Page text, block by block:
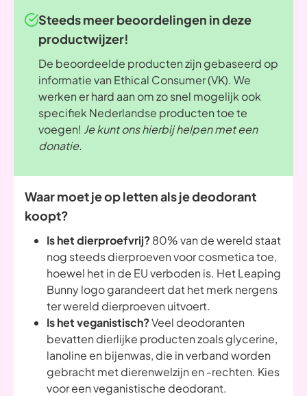
Steeds meer beoordelingen in deze
productwijzer!
De beoordeelde producten zijn gebaseerd op
informatie van Ethical Consumer (VK). We
werken er hard aan om zo snel mogelijk ook
specifiek Nederlandse producten toe te
voegen! Je kunt ons hierbij helpen met een
donatie.
Waar moet je op letten als je deodorant
koopt?
Is het dierproefvrij?80% van de wereld staat
nog steeds dierproeven voor cosmetica toe,
hoewel het in de EU verboden is. Het Leaping
Bunny logo garandeert dat het merk nergens
ter wereld dierproeven uitvoert.
Is het veganistisch?Veel deodoranten
bevatten dierlijke producten zoals glycerine,
lanoline en bijenwas, die in verband worden
gebracht met dierenwelzijn en -rechten. Kies
voor een veganistische deodorant.